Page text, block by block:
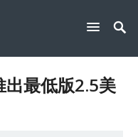
最低版2.5美